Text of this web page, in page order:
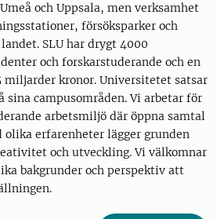
och Uppsala, men verksamhet
försöksparker och
SLU har drygt 4000
och forskarstuderande och en
miljarder kronor. Universitetet satsar
campusområden. Vi arbetar för
arbetsmiljö där öppna samtal
erfarenheter lägger grunden
och utveckling. Vi välkomnar
bakgrunder och perspektiv att